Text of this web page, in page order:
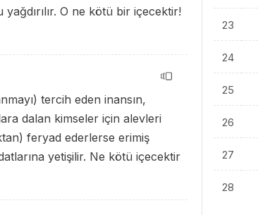
O ne kötü bir içecektir!
tercih eden inansın,
dalan kimseler için alevleri
feryad ederlerse erimiş
yetişilir. Ne kötü içecektir
23
24
25
26
27
28